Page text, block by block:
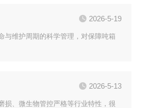
2026-5-19
与维护周期的科学管理，对保障吨箱
2026-5-13
损、微生物管控严格等行业特性，很